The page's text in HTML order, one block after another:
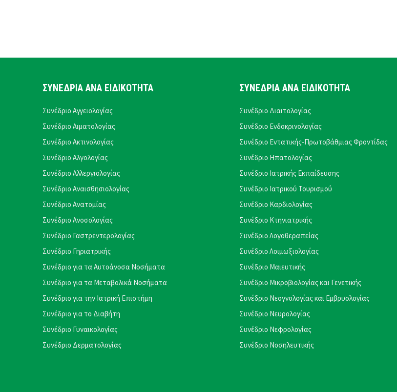
ΣΥΝΕΔΡΙΑ ΑΝΑ ΕΙΔΙΚΟΤΗΤΑ
Συνέδριο Αγγειολογίας
Συνέδριο Αιματολογίας
Συνέδριο Ακτινολογίας
Συνέδριο Αλγολογίας
Συνέδριο Αλλεργιολογίας
Συνέδριο Αναισθησιολογίας
Συνέδριο Ανατομίας
Συνέδριο Ανοσολογίας
Συνέδριο Γαστρεντερολογίας
Συνέδριο Γηριατρικής
Συνέδριο για τα Αυτοάνοσα Νοσήματα
Συνέδριο για τα Μεταβολικά Νοσήματα
Συνέδριο για την Ιατρική Επιστήμη
Συνέδριο για το Διαβήτη
Συνέδριο Γυναικολογίας
Συνέδριο Δερματολογίας
ΣΥΝΕΔΡΙΑ ΑΝΑ ΕΙΔΙΚΟΤΗΤΑ
Συνέδριο Διαιτολογίας
Συνέδριο Ενδοκρινολογίας
Συνέδριο Εντατικής-Πρωτοβάθμιας Φροντίδας
Συνέδριο Ηπατολογίας
Συνέδριο Ιατρικής Εκπαίδευσης
Συνέδριο Ιατρικού Τουρισμού
Συνέδριο Καρδιολογίας
Συνέδριο Κτηνιατρικής
Συνέδριο Λογοθεραπείας
Συνέδριο Λοιμωξιολογίας
Συνέδριο Μαιευτικής
Συνέδριο Μικροβιολογίας και Γενετικής
Συνέδριο Νεογνολογίας και Εμβρυολογίας
Συνέδριο Νευρολογίας
Συνέδριο Νεφρολογίας
Συνέδριο Νοσηλευτικής